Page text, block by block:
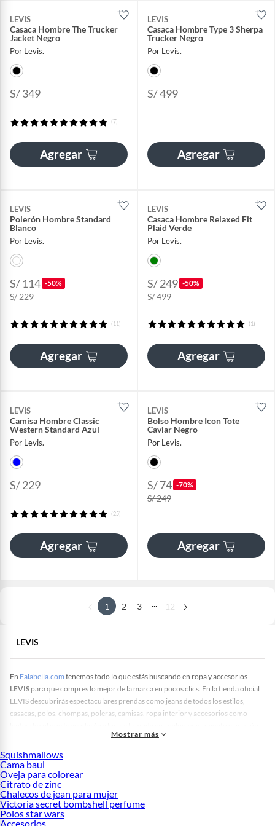
LEVIS
Casaca Hombre The Trucker
Jacket Negro
Por Levis.
S/ 349
(7)
Agregar
LEVIS
Casaca Hombre Type 3 Sherpa
Trucker Negro
Por Levis.
S/ 499
Agregar
LEVIS
Polerón Hombre Standard
Blanco
Por Levis.
S/ 114 -50%
S/ 229
(11)
Agregar
LEVIS
Casaca Hombre Relaxed Fit
Plaid Verde
Por Levis.
S/ 249 -50%
S/ 499
(1)
Agregar
LEVIS
Camisa Hombre Classic
Western Standard Azul
Por Levis.
S/ 229
(25)
Agregar
LEVIS
Bolso Hombre Icon Tote
Caviar Negro
Por Levis.
S/ 74 -70%
S/ 249
Agregar
1 2 3 12
LEVIS
En Falabella.com tenemos todo lo que estás buscando en ropa y accesorios
LEVIS para que compres lo mejor de la marca en pocos clics. En la tienda oficial
LEVIS descubrirás espectaculares prendas como jeans de todos los estilos,
casacas, polos, chompas, poleras, camisas, ropa interior y accesorios como
que trascienden el tiempo y las tendencias. También hallarás diseños modernos
que se adaptan fácilmente a tus gustos personales.
Con un legado que abarca décadas de innovación y calidad, podrás navegar en
un amplio catálogo de accesorios, sandalias, medias y jeans diseñados en tela
denim de primera calidad. Anímate a hacer tus pedidos de prendas de moda de la
marca Levis Perú y aprovecha la rapidez en las entregas, las facilidades de pago,
Mostrar más
Squishmallows
Cama baul
Oveja para colorear
Citrato de zinc
Chalecos de jean para mujer
Victoria secret bombshell perfume
Polos star wars
Accesorios